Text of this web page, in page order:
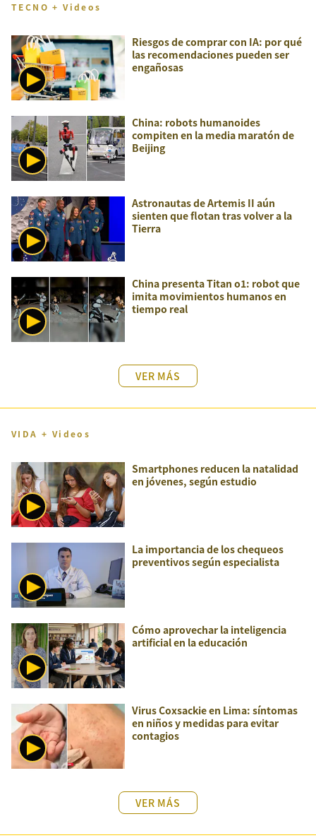
TECNO + Videos
Riesgos de comprar con IA: por qué
las recomendaciones pueden ser
engañosas
China: robots humanoides
compiten en la media maratón de
Beijing
Astronautas de Artemis II aún
sienten que flotan tras volver a la
Tierra
China presenta Titan o1: robot que
imita movimientos humanos en
tiempo real
VER MÁS
VIDA + Videos
Smartphones reducen la natalidad
en jóvenes, según estudio
La importancia de los chequeos
preventivos según especialista
Cómo aprovechar la inteligencia
artificial en la educación
Virus Coxsackie en Lima: síntomas
en niños y medidas para evitar
contagios
VER MÁS